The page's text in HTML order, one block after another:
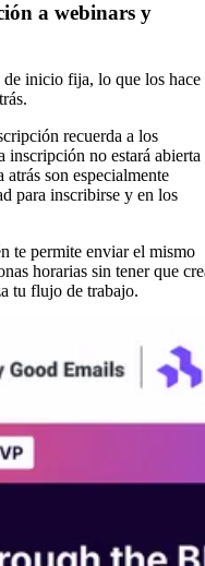
a webinars y
inicio fija, lo que los hace
recuerda a los
inscripción no estará abierta
son especialmente
para inscribirse y en los
te permite enviar el mismo
horarias sin tener que
tu flujo de trabajo.